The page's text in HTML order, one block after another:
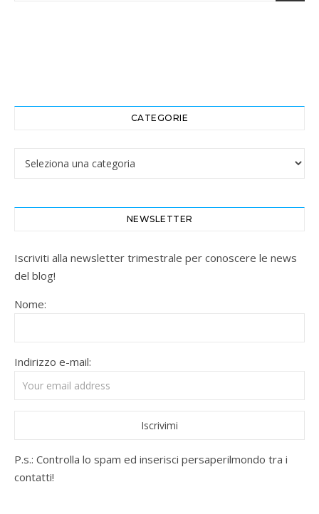
CATEGORIE
Categorie
NEWSLETTER
Iscriviti alla newsletter trimestrale per conoscere le news
del blog!
Nome:
Indirizzo e-mail:
P.s.: Controlla lo spam ed inserisci persaperilmondo tra i
contatti!